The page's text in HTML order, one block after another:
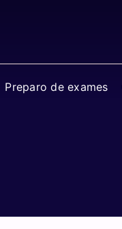
Preparo de exames